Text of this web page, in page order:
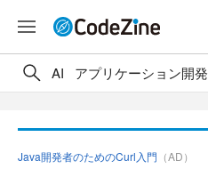
AI アプリケーション開発
Java開発者のためのCurl入門 （AD）